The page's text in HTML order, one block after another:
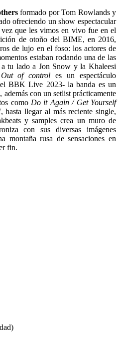
formado por Tom Rowlands y
ofreciendo un show espectacular
que les vimos en vivo fue en el
de otoño del BIME, en 2016,
de lujo en el foso: los actores de
estaban rodando una de las
tu lado a Jon Snow y la Khaleesi
of control es un espectáculo
BBK Live 2023- la banda es un
con un setlist prácticamente
como Do it Again / Get Yourself
, hasta llegar al más reciente single,
y samples crea un muro de
con sus diversas imágenes
montaña rusa de sensaciones en
fin.